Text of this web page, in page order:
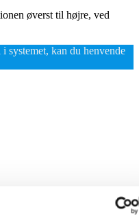
øverst til højre, ved
kan du henvende